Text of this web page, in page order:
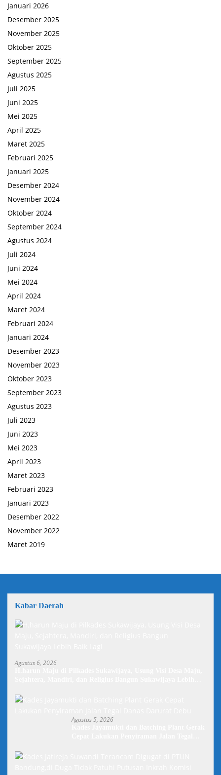
Januari 2026
Desember 2025
November 2025
Oktober 2025
September 2025
Agustus 2025
Juli 2025
Juni 2025
Mei 2025
April 2025
Maret 2025
Februari 2025
Januari 2025
Desember 2024
November 2024
Oktober 2024
September 2024
Agustus 2024
Juli 2024
Juni 2024
Mei 2024
April 2024
Maret 2024
Februari 2024
Januari 2024
Desember 2023
November 2023
Oktober 2023
September 2023
Agustus 2023
Juli 2023
Juni 2023
Mei 2023
April 2023
Maret 2023
Februari 2023
Januari 2023
Desember 2022
November 2022
Maret 2019
Kabar Daerah
Agustus 6, 2026
Agustus 5, 2026